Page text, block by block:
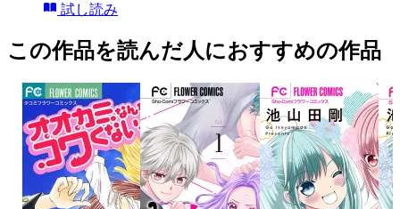
試し読み
この作品を読んだ人におすすめの作品